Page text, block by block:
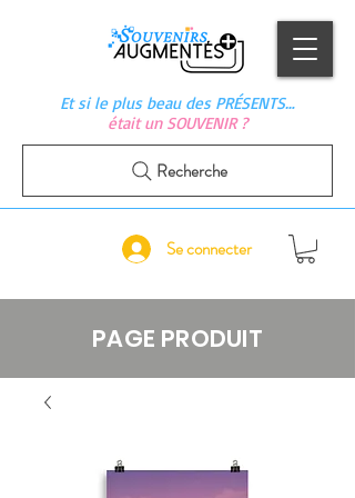
Et si le plus beau des PRÉSENTS…
était un SOUVENIR ?
Se connecter
Recherche
PAGE PRODUIT